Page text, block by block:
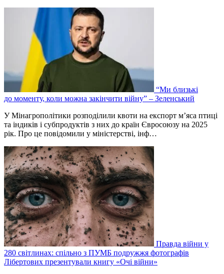
“Ми близькі
до моменту, коли можна закінчити війну” – Зеленський
У Мінагрополітики розподілили квоти на експорт м’яса птиці
та індиків і субпродуктів з них до країн Євросоюзу на 2025
рік. Про це повідомили у міністерстві, інф…
Правда війни у
280 світлинах: спільно з ПУМБ подружжя фотографів
Лібертових презентували книгу «Очі війни»